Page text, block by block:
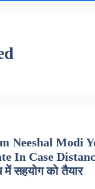
Neeshal Modi
In Case
सहयोग को तैयार